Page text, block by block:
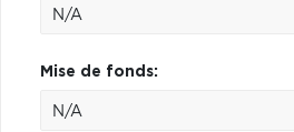
Mise de fonds: